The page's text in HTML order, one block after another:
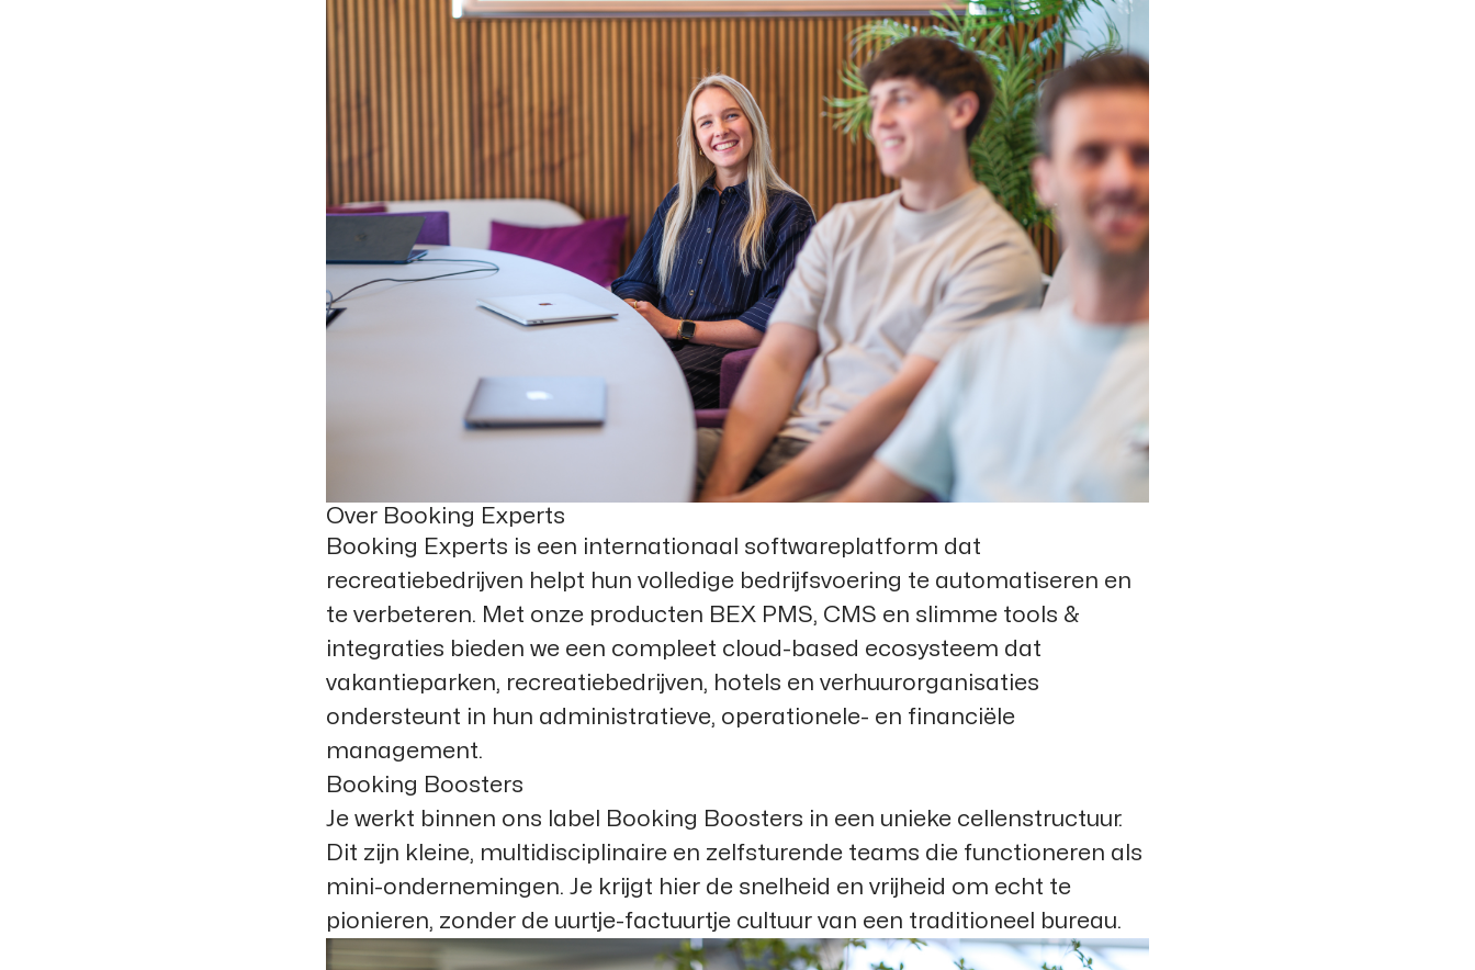
Over Booking Experts
Booking Experts is een internationaal softwareplatform dat
recreatiebedrijven helpt hun volledige bedrijfsvoering te automatiseren en
te verbeteren. Met onze producten BEX PMS, CMS en slimme tools &
integraties bieden we een compleet cloud-based ecosysteem dat
vakantieparken, recreatiebedrijven, hotels en verhuurorganisaties
ondersteunt in hun administratieve, operationele- en financiële
management.
Booking Boosters
Je werkt binnen ons label Booking Boosters in een unieke cellenstructuur.
Dit zijn kleine, multidisciplinaire en zelfsturende teams die functioneren als
mini-ondernemingen. Je krijgt hier de snelheid en vrijheid om echt te
pionieren, zonder de uurtje-factuurtje cultuur van een traditioneel bureau.